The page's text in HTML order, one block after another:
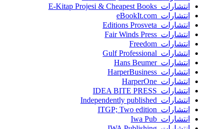
انتشارات E-Kitap Projesi & Cheapest Books
انتشارات eBookIt.com
انتشارات Editions Prosveta
انتشارات Fair Winds Press
انتشارات Freedom
انتشارات Gulf Professional
انتشارات Hans Beumer
انتشارات HarperBusiness
انتشارات HarperOne
انتشارات IDEA BITE PRESS
انتشارات Independently published
انتشارات ITGP; Two edition
انتشارات Iwa Pub